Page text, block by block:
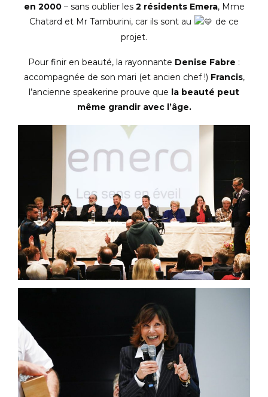
en 2000– sans oublier les 2 résidents Emera, Mme
Chatard et Mr Tamburini, car ils sont au
de ce
projet.
Pour finir en beauté, la rayonnante Denise Fabre :
accompagnée de son mari (et ancien chef !) Francis,
l’ancienne speakerine prouve que la beauté peut
même grandir avec l’âge.